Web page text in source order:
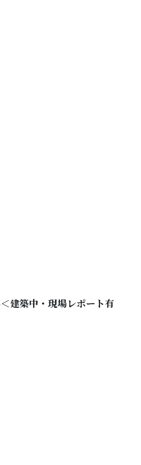
建築中・現場レポート有